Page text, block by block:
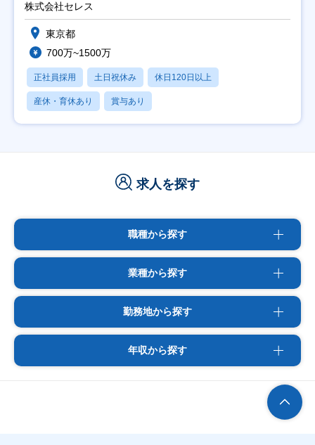
株式会社セレス
東京都
700万~1500万
正社員採用 土日祝休み 休日120日以上
産休・育休あり 賞与あり
求人を探す
職種から探す
業種から探す
勤務地から探す
年収から探す